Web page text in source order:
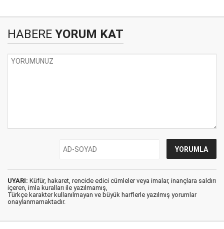
HABERE YORUM KAT
UYARI: Küfür, hakaret, rencide edici cümleler veya imalar, inançlara saldırı
içeren, imla kuralları ile yazılmamış,
Türkçe karakter kullanılmayan ve büyük harflerle yazılmış yorumlar
onaylanmamaktadır.